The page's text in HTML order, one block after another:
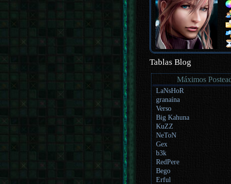
Tablas Blog
Máximos
LaNsHoR
granaína
Verso
Big Kahuna
KuZZ
NeToN
Gex
b3k
RedPere
Bego
Erful